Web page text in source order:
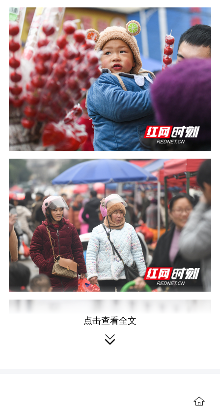
点击查看全文
